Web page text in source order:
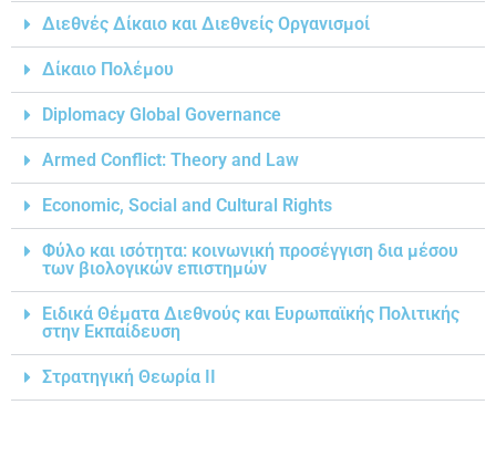
Διεθνές Δίκαιο και Διεθνείς Οργανισμοί
Δίκαιο Πολέμου
Diplomacy Global Governance
Armed Conflict: Theory and Law
Economic, Social and Cultural Rights
Φύλο και ισότητα: κοινωνική προσέγγιση δια μέσου
των βιολογικών επιστημών
Ειδικά Θέματα Διεθνούς και Ευρωπαϊκής Πολιτικής
στην Εκπαίδευση
Στρατηγική Θεωρία ΙΙ